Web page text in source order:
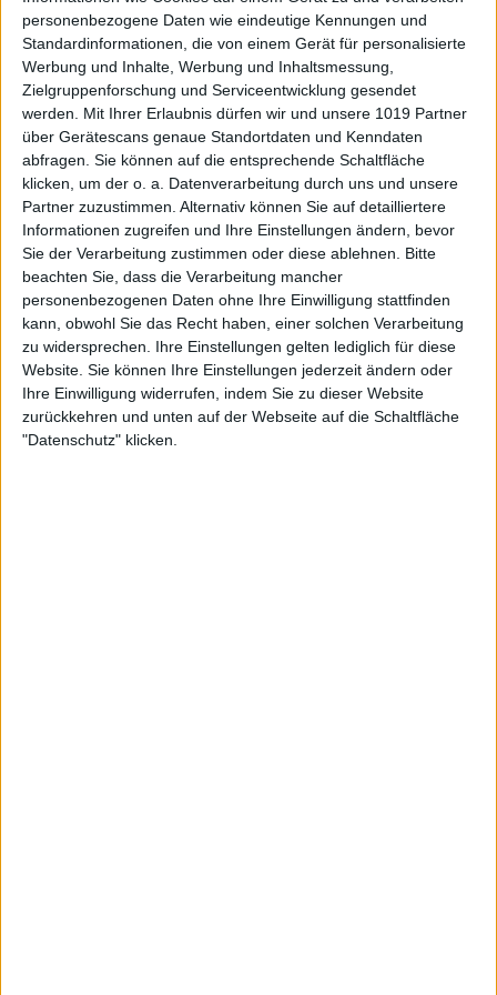
personenbezogene Daten wie eindeutige Kennungen und
Standardinformationen, die von einem Gerät für personalisierte
Werbung und Inhalte, Werbung und Inhaltsmessung,
Zielgruppenforschung und Serviceentwicklung gesendet
werden.
Mit Ihrer Erlaubnis dürfen wir und unsere 1019 Partner
über Gerätescans genaue Standortdaten und Kenndaten
abfragen. Sie können auf die entsprechende Schaltfläche
klicken, um der o. a. Datenverarbeitung durch uns und unsere
Partner zuzustimmen. Alternativ können Sie auf detailliertere
Informationen zugreifen und Ihre Einstellungen ändern, bevor
Sie der Verarbeitung zustimmen oder diese ablehnen.
Bitte
beachten Sie, dass die Verarbeitung mancher
personenbezogenen Daten ohne Ihre Einwilligung stattfinden
kann, obwohl Sie das Recht haben, einer solchen Verarbeitung
zu widersprechen. Ihre Einstellungen gelten lediglich für diese
Website. Sie können Ihre Einstellungen jederzeit ändern oder
Ihre Einwilligung widerrufen, indem Sie zu dieser Website
zurückkehren und unten auf der Webseite auf die Schaltfläche
"Datenschutz" klicken.